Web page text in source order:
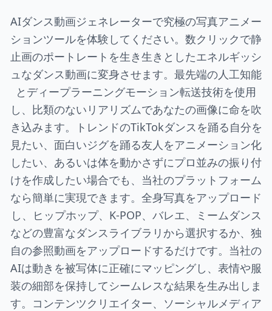
AIダンス動画ジェネレーターで究極の写真アニメー
ションツールを体験してください。数クリックで静
止画のポートレートを生き生きとしたエネルギッシ
ュなダンス動画に変身させます。最先端の人工知能
とディープラーニングモーション転送技術を使用
し、比類のないリアリズムであなたの画像に命を吹
き込みます。トレンドのTikTokダンスを踊る自分を
見たい、面白いジグを踊る友人をアニメーション化
したい、あるいは体を動かさずにプロ並みの振り付
けを作成したい場合でも、当社のプラットフォーム
なら簡単に実現できます。全身写真をアップロード
し、ヒップホップ、K-POP、バレエ、ミームダンス
などの豊富なダンスライブラリから選択するか、独
自の参照動画をアップロードするだけです。当社の
AIは動きを被写体に正確にマッピングし、表情や服
装の細部を保持してシームレスな結果を生み出しま
す。コンテンツクリエイター、ソーシャルメディア